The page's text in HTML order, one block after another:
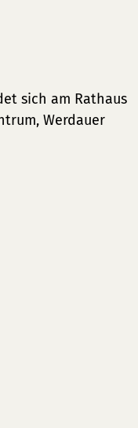
sich am Rathaus
Werdauer